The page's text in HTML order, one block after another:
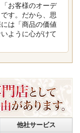
お客様のオーデ
す。だから、思
は「商品の価値
ように心がけて
他社サービス